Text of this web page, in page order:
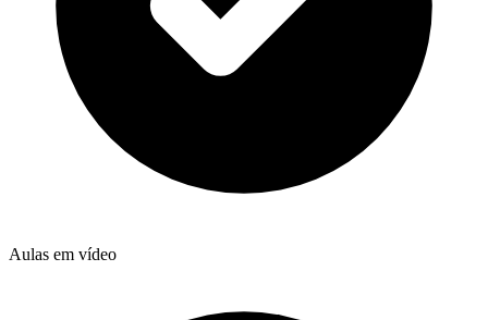
Aulas em vídeo